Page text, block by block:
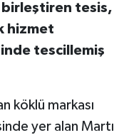
birleştiren tesis,
hizmet
tescillemiş
köklü markası
yer alan Martı